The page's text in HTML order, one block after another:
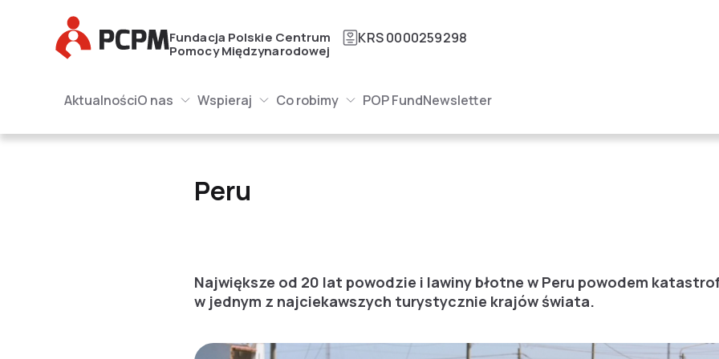
Główne Logo
Fundacja Polskie Centrum
Pomocy Międzynarodowej
KRS0000259298
Główne Logo
AktualnościO nasO nas Submenu WspierajWspieraj Submenu Co robimySubmenu POP FundNewsletter
Peru
Największe od 20 lat powodzie i lawiny błotne w Peru powodem
w jednym z najciekawszych turystycznie krajów świata.